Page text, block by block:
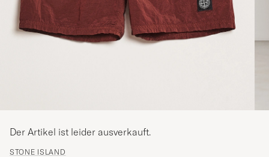
STONE ISLAND
Der Artikel ist leider ausverkauft.